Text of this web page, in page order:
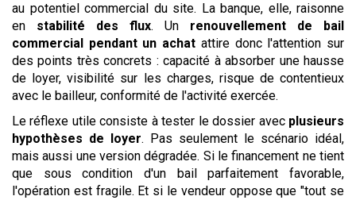
au potentiel commercial du site. La banque, elle, raisonne
en stabilité des flux. Un renouvellement de bail
commercial pendant un achat attire donc l'attention sur
des points très concrets : capacité à absorber une hausse
de loyer, visibilité sur les charges, risque de contentieux
avec le bailleur, conformité de l'activité exercée.
Le réflexe utile consiste à tester le dossier avec plusieurs
hypothèses de loyer. Pas seulement le scénario idéal,
mais aussi une version dégradée. Si le financement ne tient
que sous condition d'un bail parfaitement favorable,
l'opération est fragile. Et si le vendeur oppose que "tout se